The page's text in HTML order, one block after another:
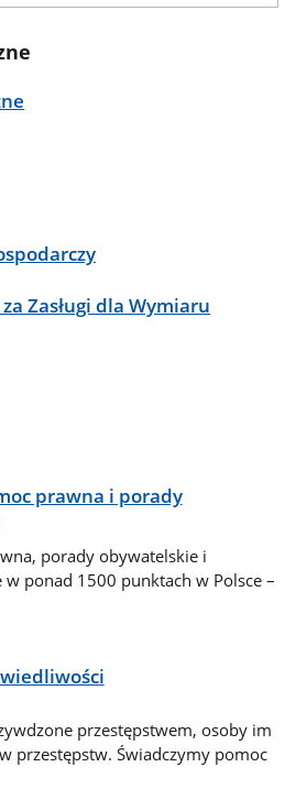
Zasługi dla Wymiaru
prawna i porady
porady obywatelskie i
w ponad 1500 punktach w Polsce –
przestępstwem, osoby im
przestępstw. Świadczymy pomoc